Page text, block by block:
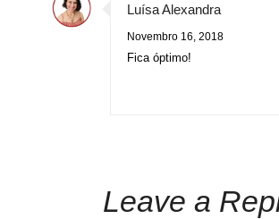
Luísa Alexandra
Novembro 16, 2018
Fica óptimo!
Leave a